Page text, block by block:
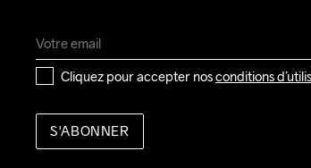
Cliquez pour accepter nos conditions
S'ABONNER